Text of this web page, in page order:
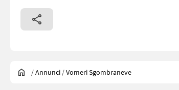
/Annunci /Vomeri Sgombraneve